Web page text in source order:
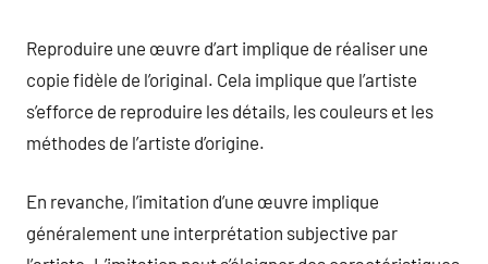
Reproduire une œuvre d’art implique de réaliser une
copie fidèle de l’original. Cela implique que l’artiste
s’efforce de reproduire les détails, les couleurs et les
méthodes de l’artiste d’origine.
En revanche, l’imitation d’une œuvre implique
généralement une interprétation subjective par